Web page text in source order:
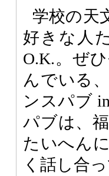
学校の天
好きな人
O.K.。ぜ
んでいる
ンスパブ
パブは、
たいへん
く話し合